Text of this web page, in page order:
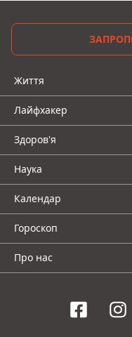
Життя
Лайфхакер
Здоров'я
Наука
Календар
Гороскоп
Про нас